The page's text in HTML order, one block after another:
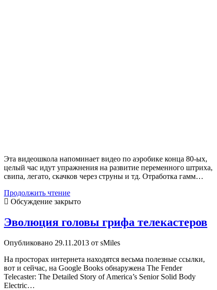
Эта видеошкола напоминает видео по аэробике конца 80-ых,
целый час идут упражнения на развитие переменного штриха,
свипа, легато, скачков через струны и тд. Отработка гамм…
Продолжить чтениеFrank
Gambale
Builder
Обсуждение закрыто
Эволюция головы грифа телекастеров
Опубликовано 29.11.2013 от sMiles
На просторах интернета находятся весьма полезные ссылки,
вот и сейчас, на Google Books обнаружена The Fender
Telecaster: The Detailed Story of America’s Senior Solid Body
Electric…